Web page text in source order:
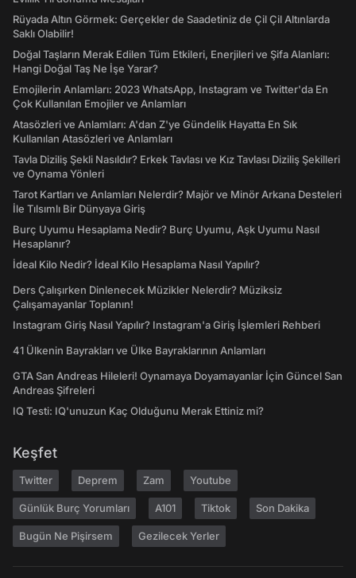
Rüyada Altın Görmek: Gerçekler de Saadetiniz de Çil Çil Altınlarda
Saklı Olabilir!
Doğal Taşların Merak Edilen Tüm Etkileri, Enerjileri ve Şifa Alanları:
Hangi Doğal Taş Ne İşe Yarar?
Emojilerin Anlamları: 2023 WhatsApp, Instagram ve Twitter'da En
Çok Kullanılan Emojiler ve Anlamları
Atasözleri ve Anlamları: A'dan Z'ye Gündelik Hayatta En Sık
Kullanılan Atasözleri ve Anlamları
Tavla Diziliş Şekli Nasıldır? Erkek Tavlası ve Kız Tavlası Diziliş Şekilleri
ve Oynama Yönleri
Tarot Kartları ve Anlamları Nelerdir? Majör ve Minör Arkana Desteleri
İle Tılsımlı Bir Dünyaya Giriş
Burç Uyumu Hesaplama Nedir? Burç Uyumu, Aşk Uyumu Nasıl
Hesaplanır?
İdeal Kilo Nedir? İdeal Kilo Hesaplama Nasıl Yapılır?
Ders Çalışırken Dinlenecek Müzikler Nelerdir? Müziksiz
Çalışamayanlar Toplanın!
Instagram Giriş Nasıl Yapılır? Instagram'a Giriş İşlemleri Rehberi
41 Ülkenin Bayrakları ve Ülke Bayraklarının Anlamları
GTA San Andreas Hileleri! Oynamaya Doyamayanlar İçin Güncel San
Andreas Şifreleri
IQ Testi: IQ'unuzun Kaç Olduğunu Merak Ettiniz mi?
Keşfet
Twitter Deprem Zam Youtube
Günlük Burç Yorumları A101 Tiktok Son Dakika
Bugün Ne Pişirsem Gezilecek Yerler